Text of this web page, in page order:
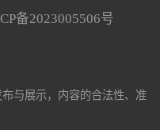
备2023005506号
与展示，内容的合法性、准